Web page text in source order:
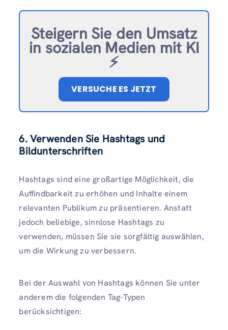
Steigern Sie den Umsatz
in sozialen Medien mit KI
⚡️
VERSUCHE ES JETZT
6. Verwenden Sie Hashtags und
Bildunterschriften
Hashtags sind eine großartige Möglichkeit, die
Auffindbarkeit zu erhöhen und Inhalte einem
relevanten Publikum zu präsentieren. Anstatt
jedoch beliebige, sinnlose Hashtags zu
verwenden, müssen Sie sie sorgfältig auswählen,
um die Wirkung zu verbessern.
Bei der Auswahl von Hashtags können Sie unter
anderem die folgenden Tag-Typen
berücksichtigen: